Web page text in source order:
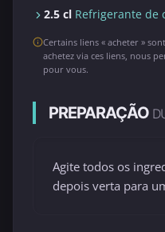
2.5 cl Refrigerante de
Certains liens « acheter »
achetez via ces liens, nous
pour vous.
PREPARAÇÃO
Agite todos os
depois verta para